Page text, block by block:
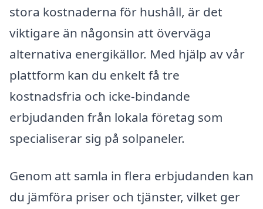
stora kostnaderna för hushåll, är det
viktigare än någonsin att överväga
alternativa energikällor. Med hjälp av vår
plattform kan du enkelt få tre
kostnadsfria och icke-bindande
erbjudanden från lokala företag som
specialiserar sig på solpaneler.
Genom att samla in flera erbjudanden kan
du jämföra priser och tjänster, vilket ger